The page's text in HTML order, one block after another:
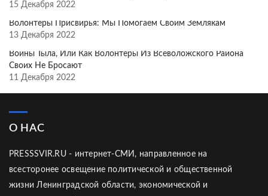
15 Декабря 2022
Волонтёры Присвирья: Мы Помогаем Своим Землякам
13 Декабря 2022
Воины Тыла, Или Как Волонтёры Из Всеволожского Района
Своих Не Бросают
11 Декабря 2022
О НАС
PRESSSVIR.RU - интернет-СМИ, направленное на
всесторонее освещение политической и общественной
жизни Ленинградской области, экономической и